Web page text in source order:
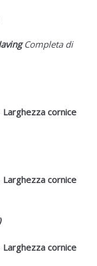
Completa di
Larghezza cornice
Larghezza cornice
Larghezza cornice